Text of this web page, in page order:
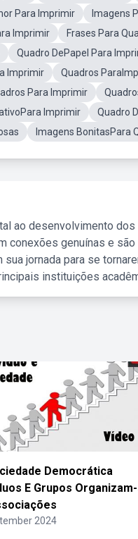
Para Imprimir
Imagens
Imprimir Frases Para
Quadro DePapel Para
Imprimir Quadros
Para Imprimir
Imprimir
Quadro
Imagens BonitasPara
ao desenvolvimento
conexões genuínas e
jornada para se
instituições
Democrática
E Grupos
2024